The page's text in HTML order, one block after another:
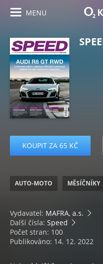
MENU
KOUPIT ZA 65 KČ
AUTO-MOTO MĚSÍČNÍKY
Vydavatel: MAFRA, a.s.
Další čísla: Speed
Počet stran: 100
Publikováno: 14. 12. 2022